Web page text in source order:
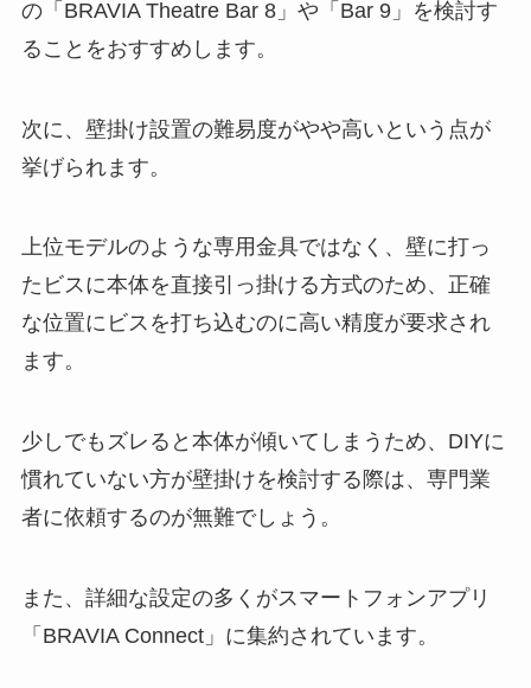
の「BRAVIA Theatre Bar 8」や「Bar 9」を検討す
ることをおすすめします。
次に、壁掛け設置の難易度がやや高いという点が
挙げられます。
上位モデルのような専用金具ではなく、壁に打っ
たビスに本体を直接引っ掛ける方式のため、正確
な位置にビスを打ち込むのに高い精度が要求され
ます。
少しでもズレると本体が傾いてしまうため、DIYに
慣れていない方が壁掛けを検討する際は、専門業
者に依頼するのが無難でしょう。
また、詳細な設定の多くがスマートフォンアプリ
「BRAVIA Connect」に集約されています。